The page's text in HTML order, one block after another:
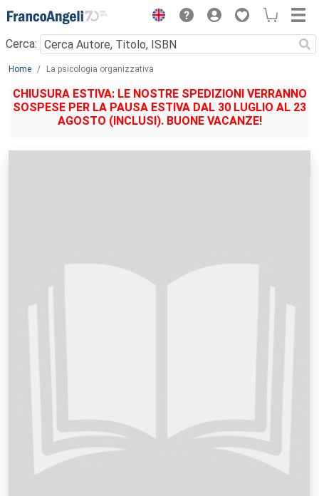
Menu
Cerca:
Main content
Home La psicologia organizzativa
CHIUSURA ESTIVA: LE NOSTRE SPEDIZIONI VERRANNO
SOSPESE PER LA PAUSA ESTIVA DAL 30 LUGLIO AL 23
AGOSTO (INCLUSI). BUONE VACANZE!